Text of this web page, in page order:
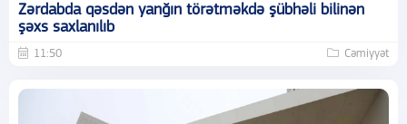
Zərdabda qəsdən yanğın törətməkdə şübhəli bilinən
şəxs saxlanılıb
11:50 Cəmiyyət